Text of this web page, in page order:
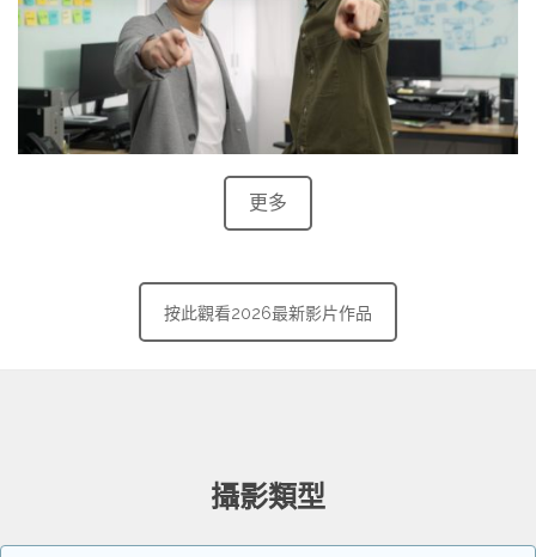
更多
按此觀看2026最新影片作品
攝影類型